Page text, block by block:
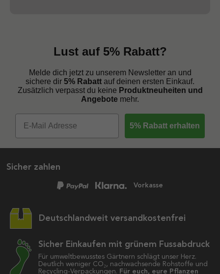
Lust auf 5% Rabatt?
Melde dich jetzt zu unserem Newsletter an und
sichere dir 5% Rabatt auf deinen ersten Einkauf.
Zusätzlich verpasst du keine Produktneuheiten und
Angebote mehr.
5% Rabatt erhalten
Sicher zahlen
Vorkasse
Deutschlandweit versandkostenfrei
Sicher Einkaufen mit grünem Fussabdruck
Für umweltbewusstes Gärtnern schlägt unser Herz.
Deutlich weniger CO₂, nachwachsende Rohstoffe und
Recycling-Verpackungen. Für euch, eure Pflanzen